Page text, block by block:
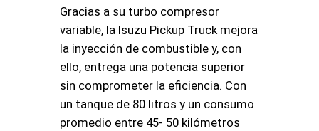
Gracias a su turbo compresor
variable, la Isuzu Pickup Truck mejora
la inyección de combustible y, con
ello, entrega una potencia superior
sin comprometer la eficiencia. Con
un tanque de 80 litros y un consumo
promedio entre 45- 50 kilómetros